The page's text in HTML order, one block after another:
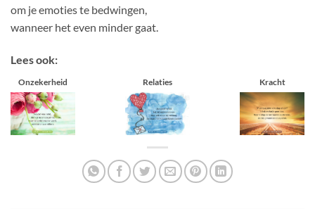
om je emoties te bedwingen,
wanneer het even minder gaat.
Lees ook:
Onzekerheid Relaties Kracht